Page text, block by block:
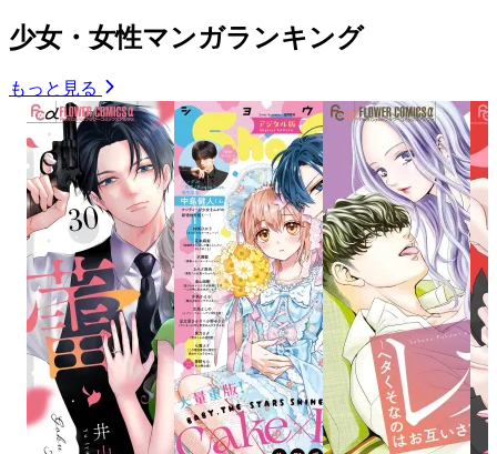
少女・女性マンガランキング
もっと見る